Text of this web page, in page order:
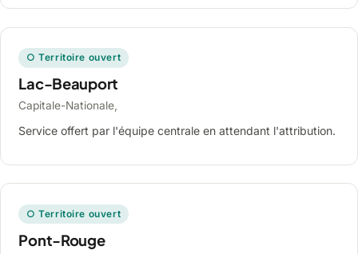
○ Territoire ouvert
Lac-Beauport
Capitale-Nationale,
Service offert par l'équipe centrale en attendant l'attribution.
○ Territoire ouvert
Pont-Rouge